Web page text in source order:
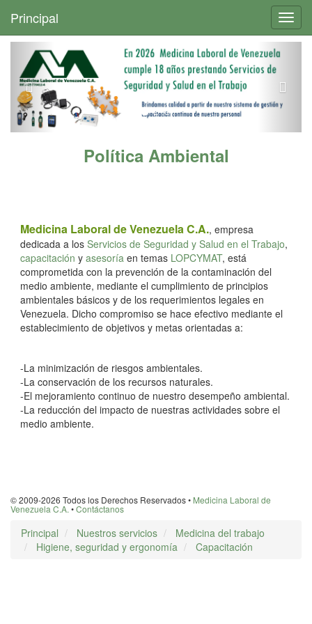
Principal
Política Ambiental
Medicina Laboral de Venezuela C.A., empresa
dedicada a los Servicios de Seguridad y Salud en el Trabajo,
capacitación y asesoría en temas LOPCYMAT, está
comprometida con la prevención de la contaminación del
medio ambiente, mediante el cumplimiento de principios
ambientales básicos y de los requerimientos legales en
Venezuela. Dicho compromiso se hace efectivo mediante el
establecimiento de objetivos y metas orientadas a:
-La minimización de riesgos ambientales.
-La conservación de los recursos naturales.
-El mejoramiento continuo de nuestro desempeño ambiental.
-La reducción del impacto de nuestras actividades sobre el
medio ambiente.
© 2009-2026 Todos los Derechos Reservados • Medicina Laboral de
Venezuela C.A. •Contáctanos
Principal Nuestros servicios
Medicina del trabajo
Higiene, seguridad y ergonomía
Capacitación